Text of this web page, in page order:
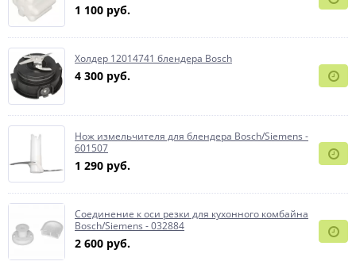
1 100 руб.
Холдер 12014741 блендера Bosch
4 300 руб.
Нож измельчителя для блендера Bosch/Siemens -
601507
1 290 руб.
Соединение к оси резки для кухонного комбайна
Bosch/Siemens - 032884
2 600 руб.